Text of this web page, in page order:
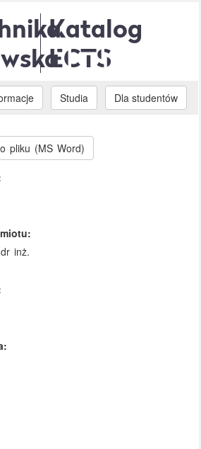
Katalog
ECTS
Studia Dla studentów
pliku (MS Word)
inż.